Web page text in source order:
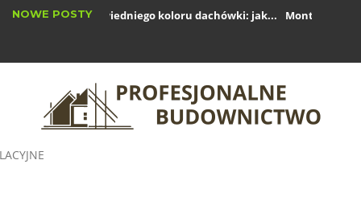
NOWE POSTY
Wybór odpowiedniego koloru dachówki: jak...
Montaż rynien